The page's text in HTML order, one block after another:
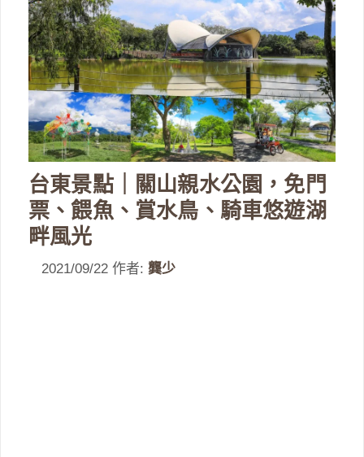
台東景點｜關山親水公園，免門
票、餵魚、賞水鳥、騎車悠遊湖
畔風光
2021/09/22 作者: 龔少